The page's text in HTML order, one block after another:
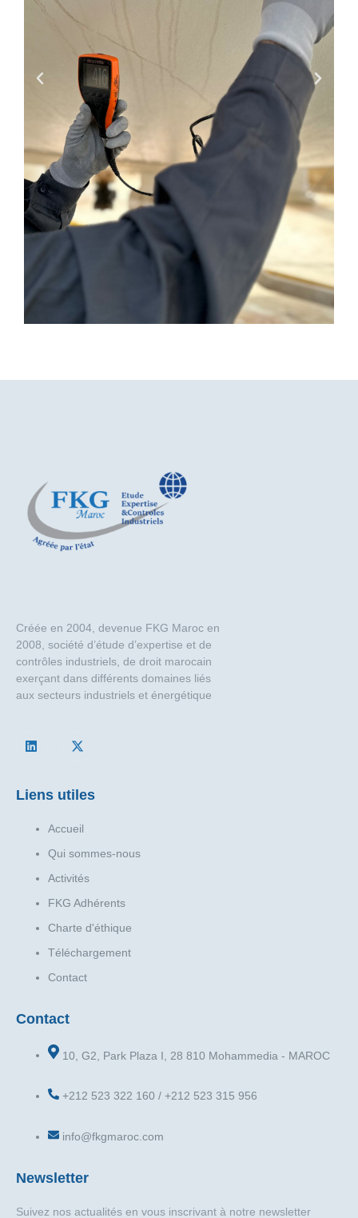
Créée en 2004, devenue FKG Maroc en
2008, société d’étude d’expertise et de
contrôles industriels, de droit marocain
exerçant dans différents domaines liés
aux secteurs industriels et énergétique
Liens utiles
Accueil
Qui sommes-nous
Activités
FKG Adhérents
Charte d'éthique
Téléchargement
Contact
Contact
10, G2, Park Plaza I, 28 810 Mohammedia - MAROC
+212 523 322 160 / +212 523 315 956
info@fkgmaroc.com
Newsletter
Suivez nos actualités en vous inscrivant à notre newsletter